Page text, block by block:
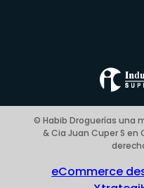
Preguntas
Politica
© Habib Droguerías una
& Cia Juan Cuper S en
eCommerce